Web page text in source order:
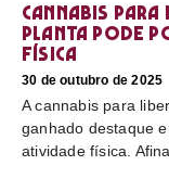
Cannabis
planta pode
física
30 de outubro de 2025
A cannabis para
ganhado destaque
atividade física.